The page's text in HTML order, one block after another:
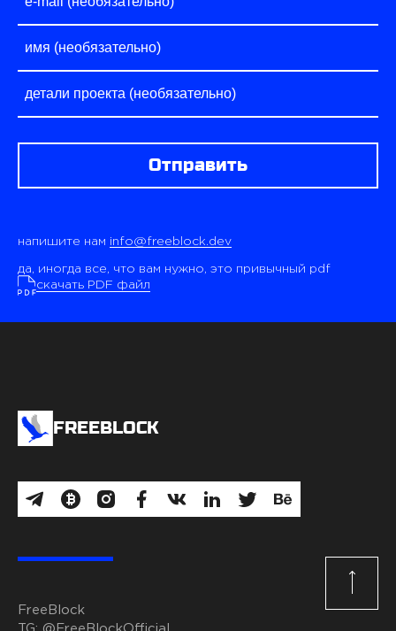
Отправить
напишите нам info@freeblock.dev
да, иногда все, что вам нужно, это привычный pdf
скачать PDF файл
FREEBLOCK
FreeBlock